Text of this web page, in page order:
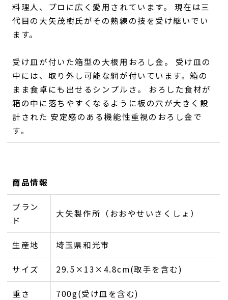
料理人、プロに広く愛用されています。 現在は三
代目の大矢茂樹氏がその熟練の技を受け継いでい
ます。
受け皿が付いた箱型の大根用おろし金。 受け皿の
中には、取り外し可能な網が付いています。箱の
まま食卓にも出せるシンプルさ。 おろした食材が
箱の中に落ちやすくなるように板の穴が大きく設
計された 安定感のある機能性重視のおろし金で
す。
商品情報
ブラン
ド
大矢製作所（おおやせいさくしょ）
生産地 埼玉県和光市
サイズ 29.5×13×4.8cm(取手を含む)
重さ 700g(受け皿を含む)